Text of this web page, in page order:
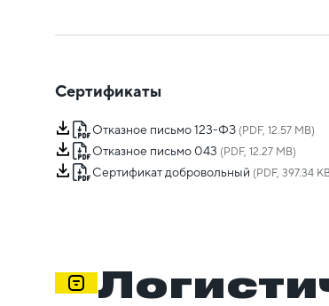
Сертификаты
Отказное письмо 123-ФЗ (PDF, 12.57 MB)
Отказное письмо 043 (PDF, 12.27 MB)
Сертификат добровольный (PDF, 397.34